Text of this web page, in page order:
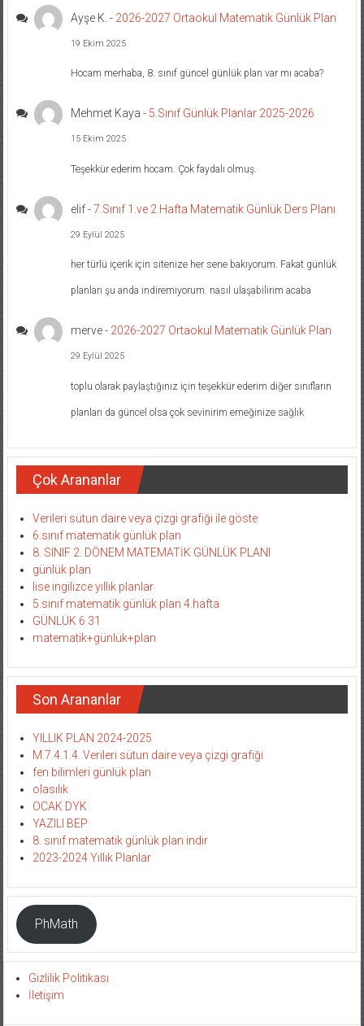
Ayşe K. - 2026-2027 Ortaokul Matematik Günlük Plan
19 Ekim 2025
Hocam merhaba, 8. sınıf güncel günlük plan var mı acaba?
Mehmet Kaya - 5.Sınıf Günlük Planlar 2025-2026
15 Ekim 2025
Teşekkür ederim hocam. Çok faydalı olmuş.
elif-7.Sınıf 1.ve 2.Hafta Matematik Günlük Ders Planı
29 Eylül 2025
her türlü içerik için sitenize her sene bakıyorum. Fakat günlük
planları şu anda indiremiyorum. nasıl ulaşabilirim acaba
merve- 2026-2027 Ortaokul Matematik Günlük Plan
29 Eylül 2025
toplu olarak paylaştığınız için teşekkür ederim diğer sınıfların
planları da güncel olsa çok sevinirim emeğinize sağlık
Çok Arananlar
Verileri sütun daire veya çizgi grafiği ile göste
6.sınıf matematik günlük plan
8. SINIF 2. DÖNEM MATEMATİK GÜNLÜK PLANI
günlük plan
lise ingilizce yıllık planlar
5.sınıf matematik günlük plan 4.hafta
GÜNLÜK 6 31
matematik+günlük+plan
Son Arananlar
YILLIK PLAN 2024-2025
M.7.4.1.4. Verileri sütun daire veya çizgi grafiği
fen bilimleri günlük plan
olasılık
OCAK DYK
YAZILI BEP
8. sınıf matematik günlük plan indir
2023-2024 Yıllık Planlar
PhMath
Gizlilik Politikası
İletişim